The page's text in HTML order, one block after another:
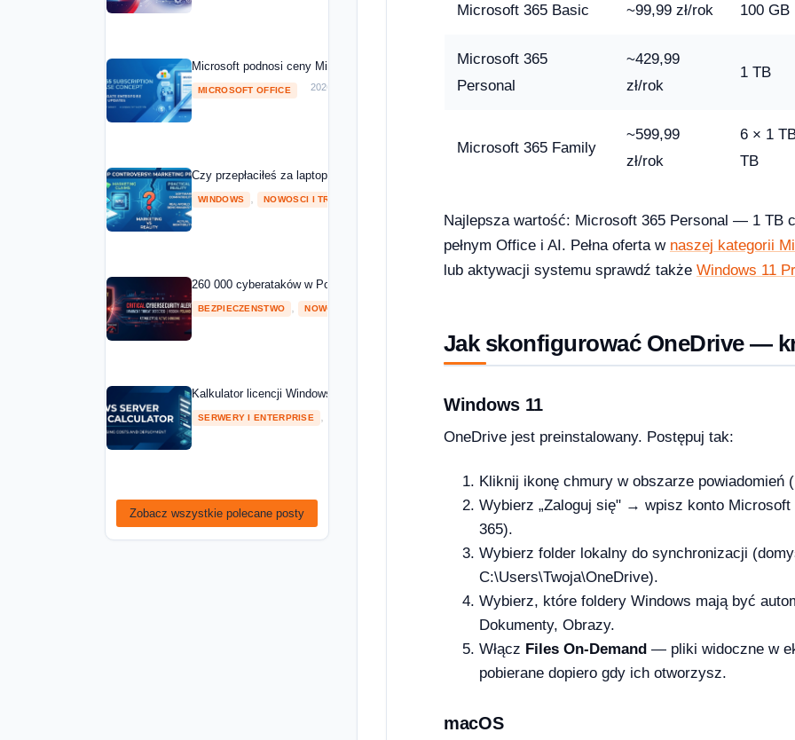
Microsoft podnosi ceny Microsoft 365 o 13-33% od lipca 2026 — co to oznacza dla Twojej firmy?
MICROSOFT OFFICE 2026-04-08
Czy przepłaciłeś za laptopa z NPU? Microsoft zmienił reguły — producenci i użytkownicy na lodzie
WINDOWS NOWOSCI I TRENDY
260 000 cyberataków w Polsce w 2025 roku — a 71% małych firm wciąż twierdzi, że to ich nie dotyczy
BEZPIECZENSTWO NOWOSCI I TRENDY
Kalkulator licencji Windows Server — oblicz ile potrzebujesz [2026]
SERWERY I ENTERPRISE 2026-04-03
Zobacz wszystkie polecane posty
Microsoft 365 Basic ~99,99 zł/rok 100 GB
Microsoft 365
Personal
~429,99
zł/rok
1 TB
Microsoft 365 Family
~599,99
zł/rok
6 × 1
TB
Najlepsza wartość: Microsoft 365 Personal — 1 TB
pełnym Office i AI. Pełna oferta w naszej kategorii
lub aktywacji systemu sprawdź także Windows 11
Jak skonfigurować OneDrive —
Windows 11
OneDrive jest preinstalowany. Postępuj tak:
Kliknij ikonę chmury w obszarze powiadomień
Wybierz „Zaloguj się" → wpisz konto
365).
Wybierz folder lokalny do synchronizacji
C:\Users\Twoja\OneDrive).
Wybierz, które foldery Windows mają być
Dokumenty, Obrazy.
Włącz Files On-Demand — pliki widoczne w
pobierane dopiero gdy ich otworzysz.
macOS